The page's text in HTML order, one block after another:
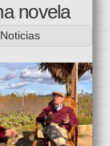
novela
Noticias